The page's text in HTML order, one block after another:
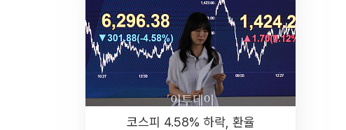
코스피 4.58% 하락, 환율